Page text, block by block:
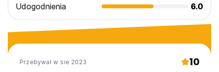
Udogodnienia
6.0
Przebywał w sie 2023 10